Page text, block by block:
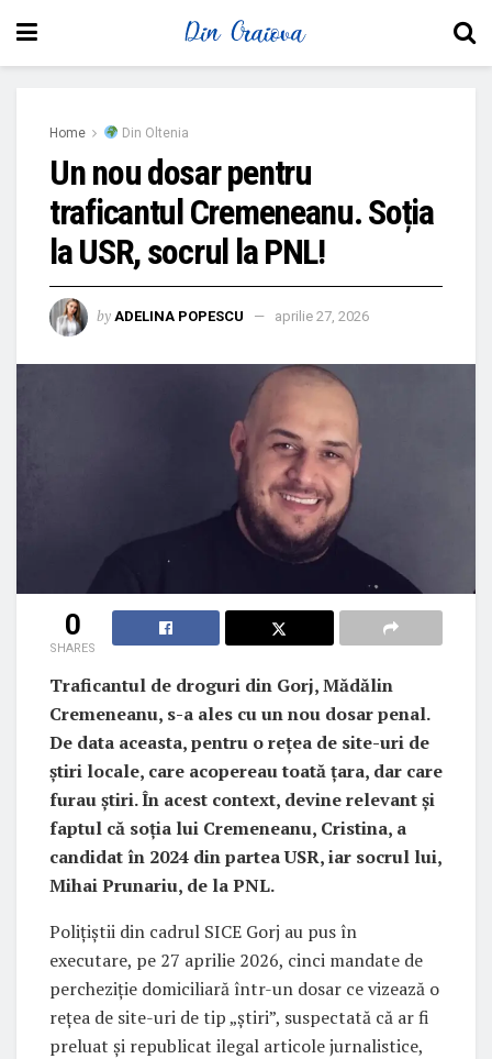
Home Din Oltenia
Un nou dosar pentru
traficantul Cremeneanu. Soția
la USR, socrul la PNL!
by ADELINA POPESCU aprilie 27, 2026
0
SHARES
Traficantul de droguri din Gorj, Mădălin
Cremeneanu, s-a ales cu un nou dosar penal.
De data aceasta, pentru o rețea de site-uri de
știri locale, care acopereau toată țara, dar care
furau știri. În acest context, devine relevant și
faptul că soția lui Cremeneanu, Cristina, a
candidat în 2024 din partea USR, iar socrul lui,
Mihai Prunariu, de la PNL.
Polițiștii din cadrul SICE Gorj au pus în
executare, pe 27 aprilie 2026, cinci mandate de
percheziție domiciliară într-un dosar ce vizează o
rețea de site-uri de tip „știri”, suspectată că ar fi
preluat și republicat ilegal articole jurnalistice,